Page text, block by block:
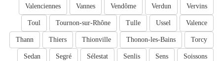
Vervins
Verdun
Vendôme
Vannes
Valenciennes
Valence
Ussel
Tulle
Tournon-sur-Rhône
Toul
Torcy
Thonon-les-Bains
Thionville
Thiers
Thann
Soissons
Sens
Senlis
Sélestat
Segré
Sedan